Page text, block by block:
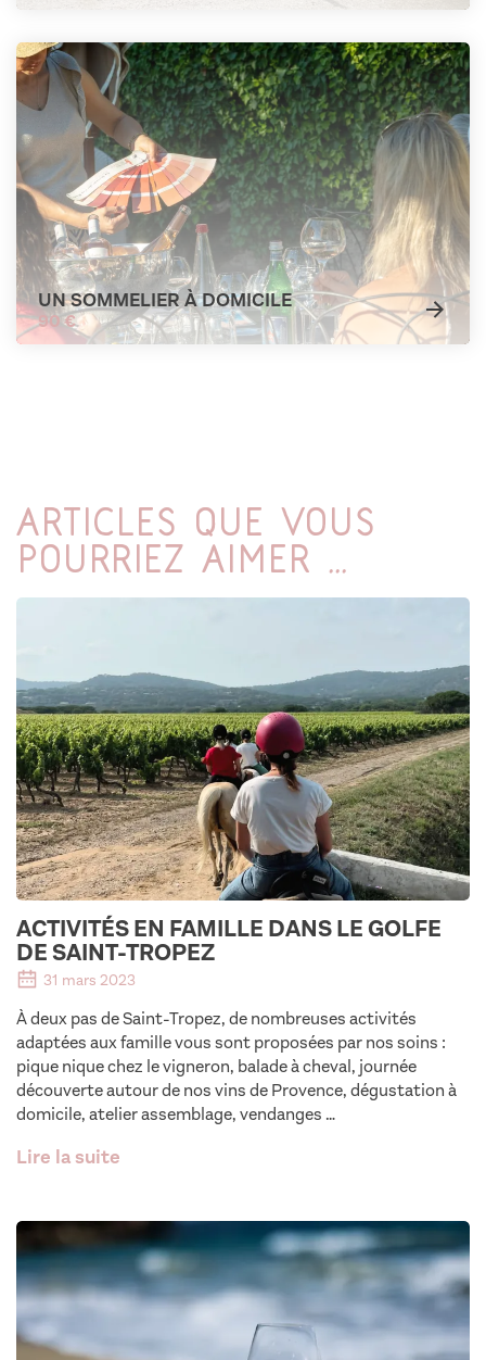
UN SOMMELIER À DOMICILE
90 €
Articles que vous
pourriez aimer ...
ACTIVITÉS EN FAMILLE DANS LE GOLFE
DE SAINT-TROPEZ
31 mars 2023
À deux pas de Saint-Tropez, de nombreuses activités
adaptées aux famille vous sont proposées par nos soins :
pique nique chez le vigneron, balade à cheval, journée
découverte autour de nos vins de Provence, dégustation à
domicile, atelier assemblage, vendanges …
Lire la suite